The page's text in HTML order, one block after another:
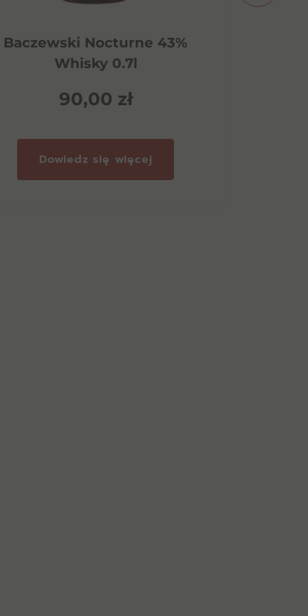
Baczewski Nocturne 43%
Whisky 0.7l
90,00 zł
Dowiedz się więcej